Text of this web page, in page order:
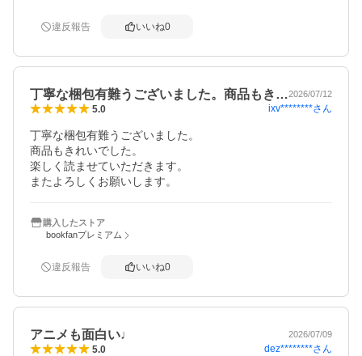
違反報告 いいね0
丁寧な梱包有難うございました。商品もき…2026/07/12
5.0 ixv********さん
丁寧な梱包有難うございました。
商品もきれいでした。
楽しく読ませていただきます。
またよろしくお願いします。
購入したストア
bookfanプレミアム
違反報告 いいね0
アニメも面白い♩ 2026/07/09
5.0 dez********さん